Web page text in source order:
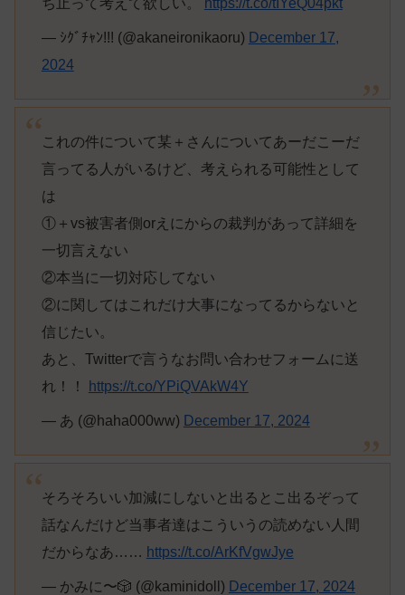
ち止って考えて欲しい。
https://t.co/tIYeQ04pkt
— ｼｸﾞﾁｬﾝ!!! (@akaneironikaoru) December 17,
2024
これの件について某＋さんについてあーだこーだ
言ってる人がいるけど、考えられる可能性として
は
①＋vs被害者側orえにからの裁判があって詳細を
一切言えない
②本当に一切対応してない
②に関してはこれだけ大事になってるからないと
信じたい。
あと、Twitterで言うなお問い合わせフォームに送
れ！！
https://t.co/YPiQVAkW4Y
— あ (@haha000ww) December 17, 2024
そろそろいい加減にしないと出るとこ出るぞって
話なんだけど当事者達はこういうの読めない人間
だからなあ…… https://t.co/ArKfVgwJye
— かみに〜🎲 (@kaminidoll) December 17, 2024